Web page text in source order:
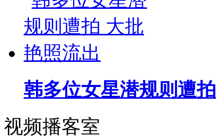
韩多位女星潜规则遭拍
视频播客室